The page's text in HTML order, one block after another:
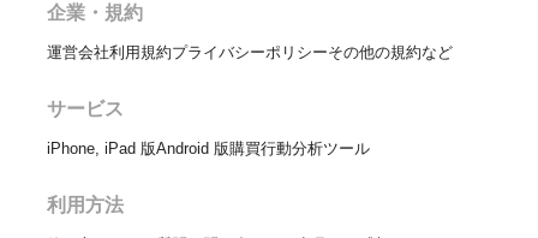
企業・規約
運営会社利用規約プライバシーポリシーその他の規約など
サービス
iPhone, iPad 版Android 版購買行動分析ツール
利用方法